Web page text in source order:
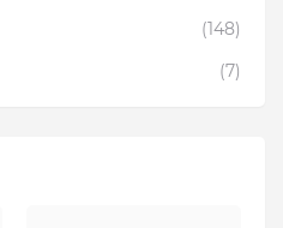
(148)
(7)